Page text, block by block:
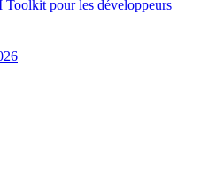
Toolkit pour les développeurs